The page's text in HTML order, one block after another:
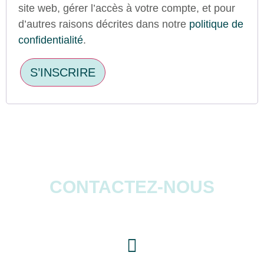
site web, gérer l’accès à votre compte, et pour
d’autres raisons décrites dans notre politique de
confidentialité.
S’INSCRIRE
CONTACTEZ-NOUS